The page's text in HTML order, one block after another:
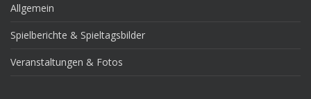
Allgemein
Spielberichte & Spieltagsbilder
Veranstaltungen & Fotos